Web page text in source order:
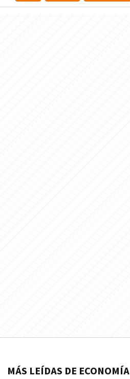
MÁS LEÍDAS DE ECONOMÍA